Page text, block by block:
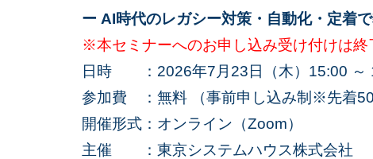
ー AI時代のレガシー対策・自動化・定着
※本セミナーへのお申し込み受け付けは終
日時 ：2026年7 月23日（木）15:00 ～
参加費 ：無料 （事前申し込み制※先着50
開催形式：オンライン（Zoom）
主催 ：東京システムハウス株式会社